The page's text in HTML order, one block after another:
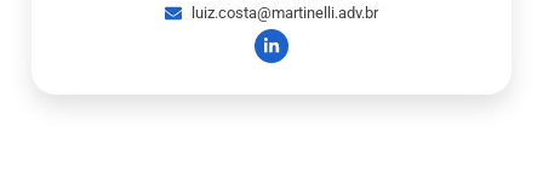
luiz.costa@martinelli.adv.br